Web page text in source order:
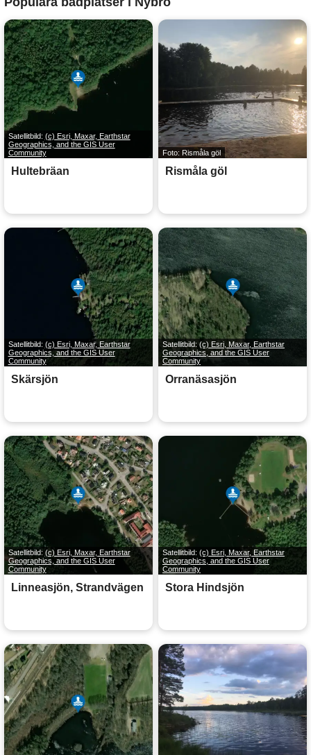
Satellitbild: (c) Esri, Maxar, Earthstar
Geographics, and the GIS User
Community
Hultebräan
Foto: Rismåla göl
Rismåla göl
Satellitbild: (c) Esri, Maxar, Earthstar
Geographics, and the GIS User
Community
Skärsjön
Satellitbild: (c) Esri, Maxar, Earthstar
Geographics, and the GIS User
Community
Orranäsasjön
Satellitbild: (c) Esri, Maxar, Earthstar
Geographics, and the GIS User
Community
Linneasjön, Strandvägen
Satellitbild: (c) Esri, Maxar, Earthstar
Geographics, and the GIS User
Community
Stora Hindsjön